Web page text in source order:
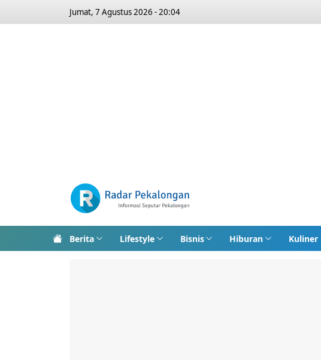
Jumat, 7 Agustus 2026 - 20:04
Berita Lifestyle Bisnis Hiburan Kuliner